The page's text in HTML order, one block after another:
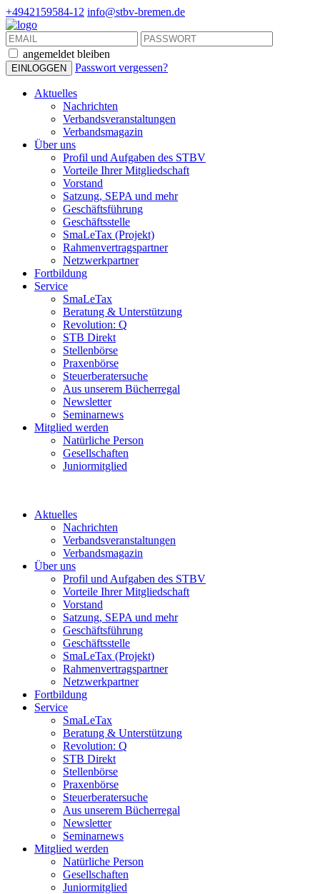
+4942159584-12 info@stbv-bremen.de
angemeldet bleiben
Passwort vergessen?
Aktuelles
Nachrichten
Verbandsveranstaltungen
Verbandsmagazin
Über uns
Profil und Aufgaben des STBV
Vorteile Ihrer Mitgliedschaft
Vorstand
Satzung, SEPA und mehr
Geschäftsführung
Geschäftsstelle
SmaLeTax (Projekt)
Rahmenvertragspartner
Netzwerkpartner
Fortbildung
Service
SmaLeTax
Beratung & Unterstützung
Revolution: Q
STB Direkt
Stellenbörse
Praxenbörse
Steuerberatersuche
Aus unserem Bücherregal
Newsletter
Seminarnews
Mitglied werden
Natürliche Person
Gesellschaften
Juniormitglied
Aktuelles
Nachrichten
Verbandsveranstaltungen
Verbandsmagazin
Über uns
Profil und Aufgaben des STBV
Vorteile Ihrer Mitgliedschaft
Vorstand
Satzung, SEPA und mehr
Geschäftsführung
Geschäftsstelle
SmaLeTax (Projekt)
Rahmenvertragspartner
Netzwerkpartner
Fortbildung
Service
SmaLeTax
Beratung & Unterstützung
Revolution: Q
STB Direkt
Stellenbörse
Praxenbörse
Steuerberatersuche
Aus unserem Bücherregal
Newsletter
Seminarnews
Mitglied werden
Natürliche Person
Gesellschaften
Juniormitglied